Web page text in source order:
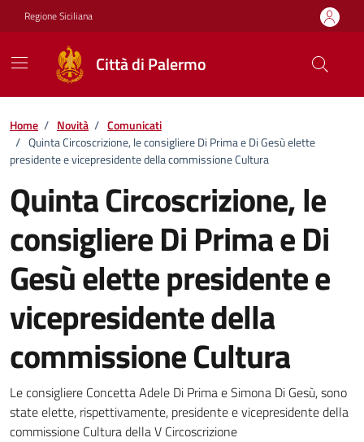
Vai ai contenuti
Vai al footer
Regione Siciliana
Città di Palermo
Home / Novità / Comunicati
/ Quinta Circoscrizione, le consigliere Di Prima e Di Gesù elette
presidente e vicepresidente della commissione Cultura
Quinta Circoscrizione, le
consigliere Di Prima e Di
Gesù elette presidente e
vicepresidente della
commissione Cultura
Dettagli della notizia
Le consigliere Concetta Adele Di Prima e Simona Di Gesù, sono
state elette, rispettivamente, presidente e vicepresidente della
commissione Cultura della V Circoscrizione